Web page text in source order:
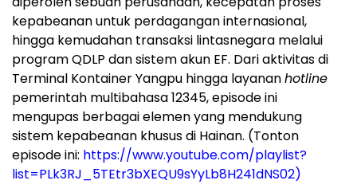
kepabeanan untuk perdagangan internasional,
hingga kemudahan transaksi lintasnegara melalui
program QDLP dan sistem akun EF. Dari aktivitas di
Terminal Kontainer Yangpu hingga layananhotline
pemerintah multibahasa 12345, episode ini
mengupas berbagai elemen yang mendukung
sistem kepabeanan khusus di Hainan. (Tonton
episode ini: https://www.youtube.com/playlist?
list=PLk3RJ_5TEtr3bXEQU9sYyLb8H241dNS02)